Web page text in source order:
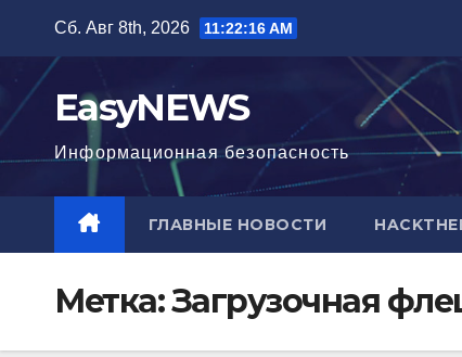
содержимому
Сб. Авг 8th, 2026 11:22:17 AM
EasyNEWS
Информационная безопаcность
ГЛАВНЫЕ НОВОСТИ
Метка:Загрузочная